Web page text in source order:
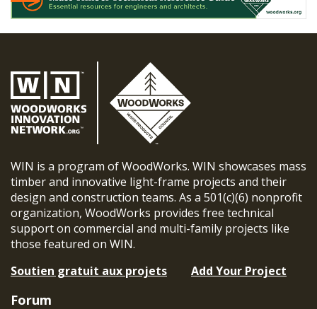
WIN is a program of WoodWorks. WIN showcases mass
timber and innovative light-frame projects and their
design and construction teams. As a 501(c)(6) nonprofit
organization, WoodWorks provides free technical
support on commercial and multi-family projects like
those featured on WIN.
Soutien gratuit aux projets
Add Your Project
Forum